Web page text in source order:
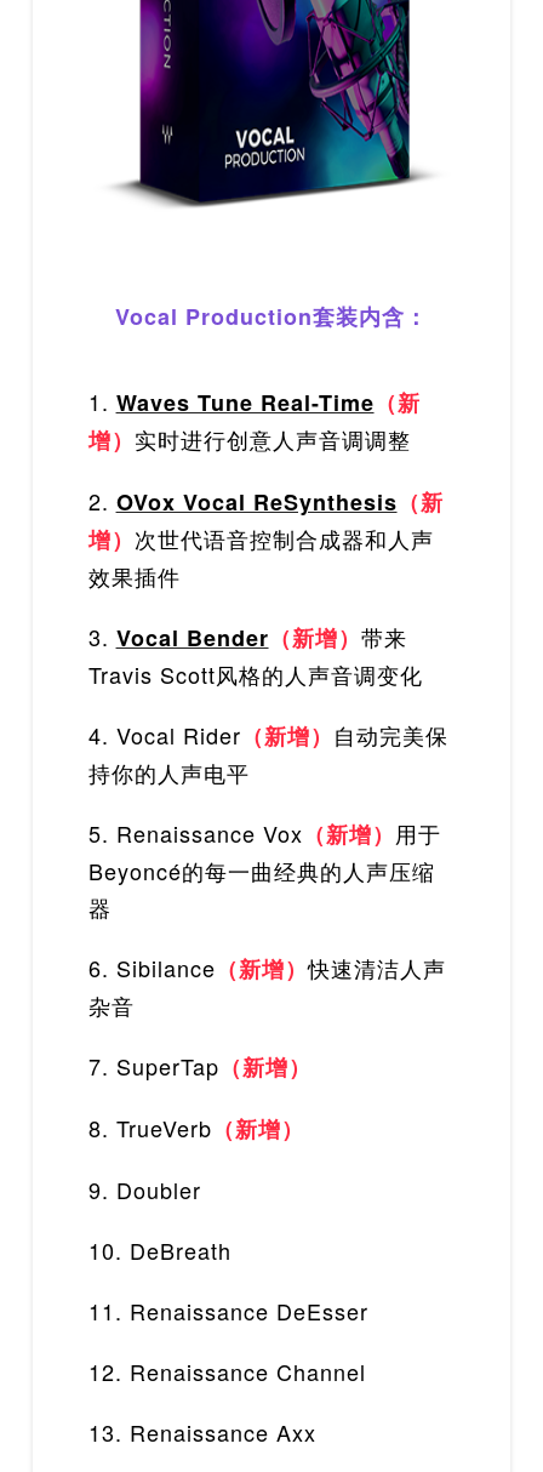
Vocal Production套装内含：
1. Waves Tune Real-Time （新
增） 实时进行创意人声音调调整
2. OVox Vocal ReSynthesis （新
增） 次世代语音控制合成器和人声
效果插件
3. Vocal Bender （新增） 带来
Travis Scott风格的人声音调变化
4. Vocal Rider （新增） 自动完美保
持你的人声电平
5. Renaissance Vox （新增） 用于
Beyoncé的每一曲经典的人声压缩
器
6. Sibilance （新增）快速清洁人声
杂音
7. SuperTap （新增）
8. TrueVerb （新增）
9. Doubler
10. DeBreath
11. Renaissance DeEsser
12. Renaissance Channel
13. Renaissance Axx